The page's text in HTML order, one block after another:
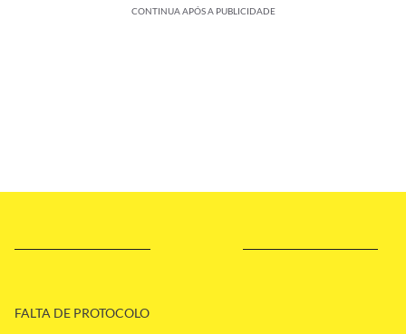
CONTINUA APÓS A PUBLICIDADE
FALTA DE PROTOCOLO